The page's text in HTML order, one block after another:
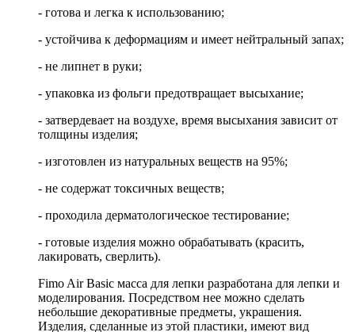
- готова и легка к использованию;
- устойчива к деформациям и имеет нейтральный запах;
- не липнет в руки;
- упаковка из фольги предотвращает высыхание;
- затвердевает на воздухе, время высыхания зависит от
толщины изделия;
- изготовлен из натуральных веществ на 95%;
- не содержат токсичных веществ;
- проходила дерматологическое тестирование;
- готовые изделия можно обрабатывать (красить,
лакировать, сверлить).
Fimo Air Basic масса для лепки разработана для лепки и
моделирования. Посредством нее можно сделать
небольшие декоративные предметы, украшения.
Изделия, сделанные из этой пластики, имеют вид